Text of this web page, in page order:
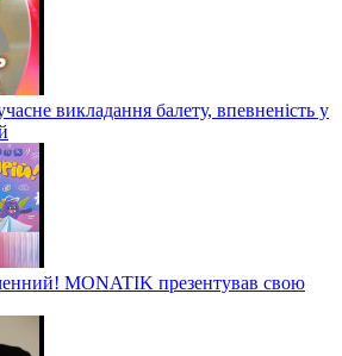
викладання балету, впевненість у
MONATIK презентував свою